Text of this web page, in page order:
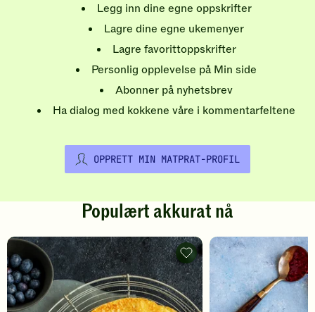
Legg inn dine egne oppskrifter
Lagre dine egne ukemenyer
Lagre favorittoppskrifter
Personlig opplevelse på Min side
Abonner på nyhetsbrev
Ha dialog med kokkene våre i kommentarfeltene
OPPRETT MIN MATPRAT-PROFIL
Populært akkurat nå
Pannekaker
-
legg
til
favoritter